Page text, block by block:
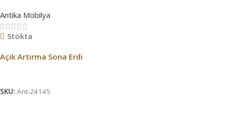
Antika Mobilya
Stokta
Açık Artırma Sona Erdi
SKU: Ant-24145